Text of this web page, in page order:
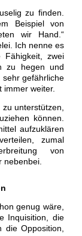
zu finden.
Beispiel von
wir Hand.“
Ich nenne es
Fähigkeit, zwei
zu hegen und
sehr gefährliche
immer weiter.
unterstützen,
können.
aufzuklären
zumal
von
nebenbei.
genug wäre,
Inquisition, die
die Opposition,